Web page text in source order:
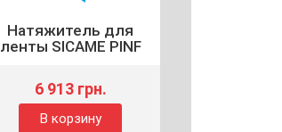
Натяжитель для
ленты SICAME PINF
6 913 грн.
В корзину